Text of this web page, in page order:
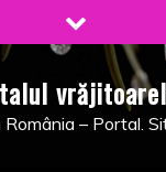
– Portal.